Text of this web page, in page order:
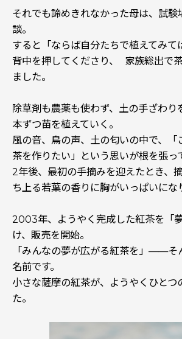
それでも諦めきれなかった母は、試験
談。
すると「ならば自分たちで植えてみて
背中を押してくださり、 家族総出で
ました。
除草剤も農薬も使わず、土の手ざわり
本ずつ苗を植えていく。
風の音、鳥の声、土の匂いの中で、「
茶を作りたい」という思いが根を張っ
2年後、最初の手摘みを迎えたとき、
ち上る若葉の香りに胸がいっぱいにな
2003年、ようやく完成した紅茶を「
け、販売を開始。
「みんなの夢が広がる紅茶を」——そ
名前です。
小さな薩摩の紅茶が、ようやくひとつ
た。